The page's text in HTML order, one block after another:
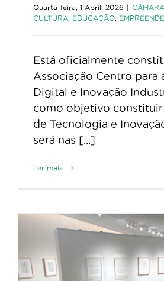
Quarta-feira, 1 Abril, 2026
CULTURA, EDUCAÇÃO,
Está oficialmente
Associação Centro para
Digital e Inovação
como objetivo constituir
de Tecnologia e
será nas [...]
Ler mais...